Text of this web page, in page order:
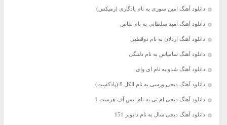
دانلود آهنگ امین سوری به نام یادگاری (رمیکس)
دانلود آهنگ امید سلطانی به نام تقاص
دانلود آهنگ اردلان به نام دوقطبی
دانلود آهنگ سامیاس به نام دلتنگی
دانلود آهنگ شدو به نام ای وای
دانلود آهنگ دیجی ورسی به نام الکل 8 (پادکست)
دانلود آهنگ دیجی ام تی به نام ایس آف هرست 1
دانلود آهنگ دیجی سال به نام دابویز 151